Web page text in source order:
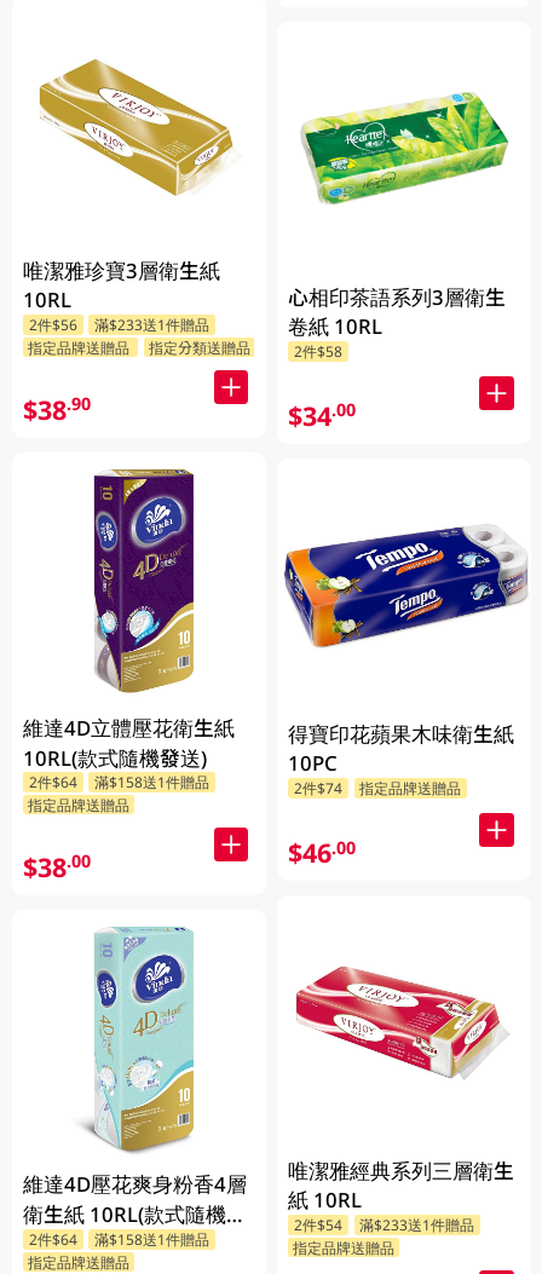
唯潔雅珍寶3層衛生紙
10RL
2件$56
滿$233送1件贈品
指定品牌送贈品
指定分類送贈品
$38.90
維達4D立體壓花衛生紙
10RL(款式隨機發送)
2件$64
滿$158送1件贈品
指定品牌送贈品
$38.00
維達4D壓花爽身粉香4層
衛生紙 10RL(款式隨機發
送)
2件$64
滿$158送1件贈品
指定品牌送贈品
心相印茶語系列3層衛生
卷紙 10RL
2件$58
$34.00
得寶印花蘋果木味衛生紙
10PC
2件$74 指定品牌送贈品
$46.00
唯潔雅經典系列三層衛生
紙 10RL
2件$54
滿$233送1件贈品
指定品牌送贈品